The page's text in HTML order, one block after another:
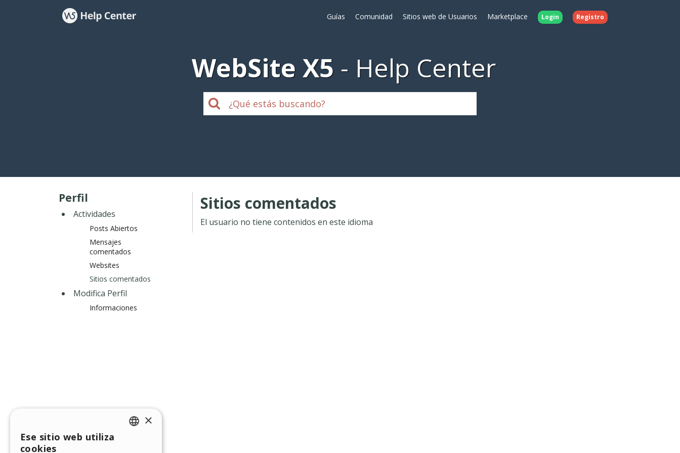
Guías Comunidad Sitios web de Usuarios Marketplace Login Registro
WebSite X5 Help Center
Perfil
Actividades
Posts Abiertos
Mensajes
comentados
Websites
Sitios comentados
Modifica Perfil
Informaciones
Sitios comentados
El usuario no tiene contenidos en este idioma
×
Ese sitio web utiliza
cookies